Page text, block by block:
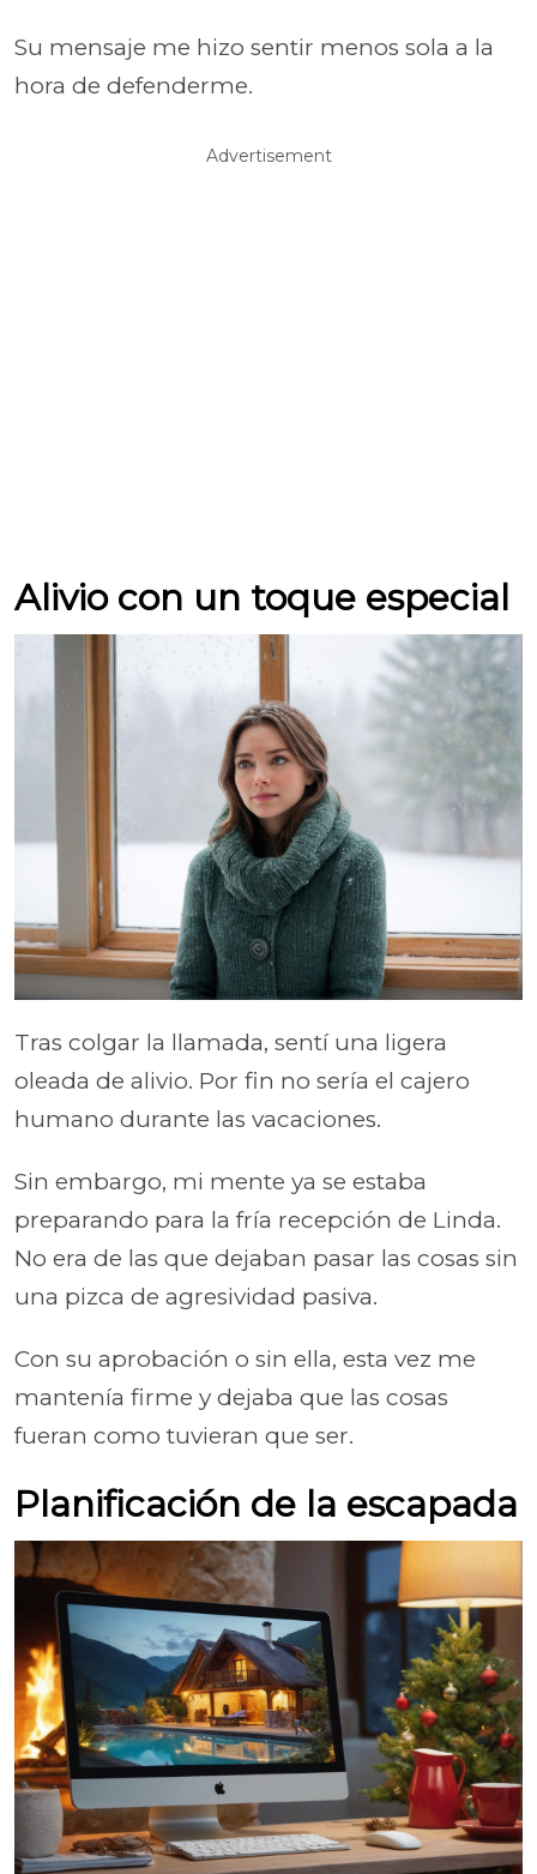
Su mensaje me hizo sentir menos sola a la
hora de defenderme.
Advertisement
Alivio con un toque especial
Tras colgar la llamada, sentí una ligera
oleada de alivio. Por fin no sería el cajero
humano durante las vacaciones.
Sin embargo, mi mente ya se estaba
preparando para la fría recepción de Linda.
No era de las que dejaban pasar las cosas sin
una pizca de agresividad pasiva.
Con su aprobación o sin ella, esta vez me
mantenía firme y dejaba que las cosas
fueran como tuvieran que ser.
Planificación de la escapada